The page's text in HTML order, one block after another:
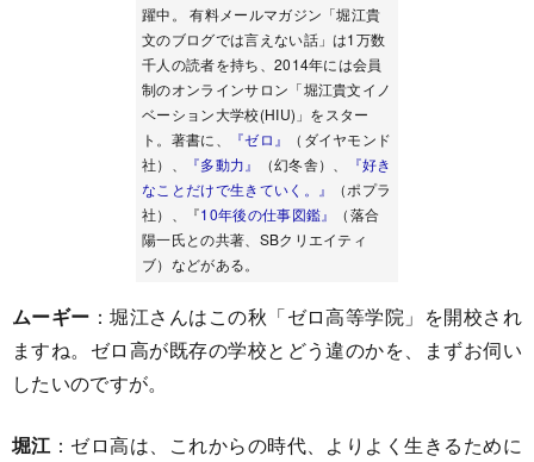
躍中。 有料メールマガジン「堀江貴
文のブログでは言えない話」は1万数
千人の読者を持ち、2014年には会員
制のオンラインサロン「堀江貴文イノ
ベーション大学校(HIU)」をスター
ト。著書に、
『ゼロ』
（ダイヤモンド
社）、
『多動力』 （幻冬舎）、
『好き
なことだけで生きていく。』
（ポプラ
社）、『10年後の仕事図鑑』
（落合
陽一氏との共著、SBクリエイティ
ブ）などがある。
ムーギー ：堀江さんはこの秋「ゼロ高等学院」を開校され
ますね。ゼロ高が既存の学校とどう違のかを、まずお伺い
したいのですが。
堀江：ゼロ高は、これからの時代、よりよく生きるために